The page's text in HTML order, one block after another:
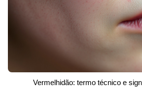
Vermelhidão: termo técnico e